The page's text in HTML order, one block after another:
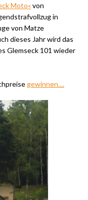
Moto«von
in
von Matze
dieses Jahr wird das
Glemseck 101 wieder
gewinnen....